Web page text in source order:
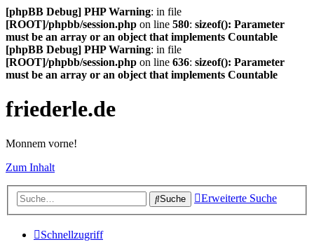
[phpBB Debug] PHP Warning: in file
[ROOT]/phpbb/session.php on line 580: sizeof(): Parameter
must be an array or an object that implements Countable
[phpBB Debug] PHP Warning: in file
[ROOT]/phpbb/session.php on line 636: sizeof(): Parameter
must be an array or an object that implements Countable
friederle.de
Monnem vorne!
Zum Inhalt
Suche Erweiterte Suche
Schnellzugriff